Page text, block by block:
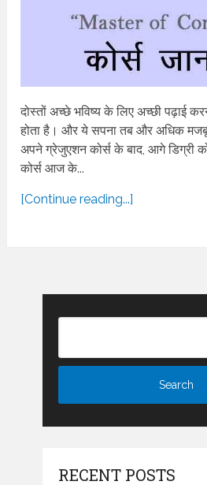
दोस्तों अच्छे भविष्य के लिए अच्छी पढ़ाई
होता है। और ये सपना तब और अधिक
अपने ग्रेजुएशन कोर्स के बाद, आगे डिग्री
कोर्स आज के...
[Continue reading...]
RECENT POSTS